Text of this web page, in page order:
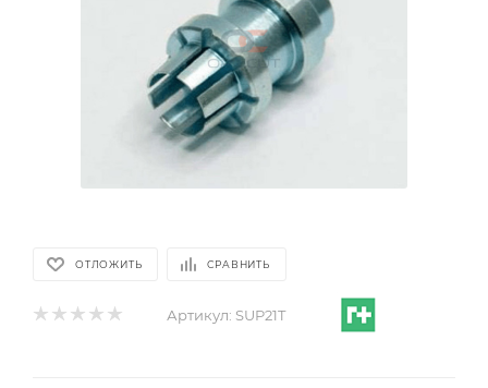
ОТЛОЖИТЬ СРАВНИТЬ
Артикул: SUP21T